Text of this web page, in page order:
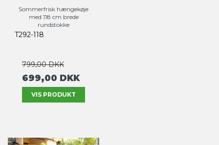
Sommerfrisk hængekøje
med 118 cm brede
rundstokke
T292-118
799,00 DKK
699,00 DKK
VIS PRODUKT